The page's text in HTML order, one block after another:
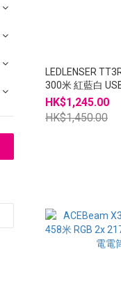
LEDLENSER
300米 紅藍白
HK$1,245.00
HK$1,450.00